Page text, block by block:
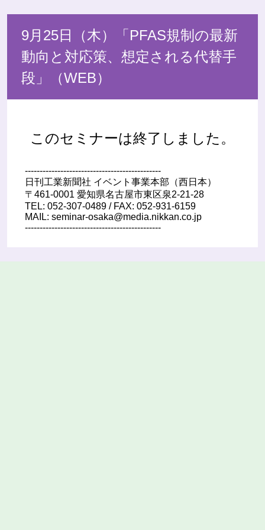
9月25日（木）「PFAS規制の最新
動向と対応策、想定される代替手
段」（WEB）
このセミナーは終了しました。
----------------------------------------------
日刊工業新聞社 イベント事業本部（西日本）
〒461-0001 愛知県名古屋市東区泉2-21-28
TEL: 052-307-0489 / FAX: 052-931-6159
MAIL: seminar-osaka@media.nikkan.co.jp
----------------------------------------------